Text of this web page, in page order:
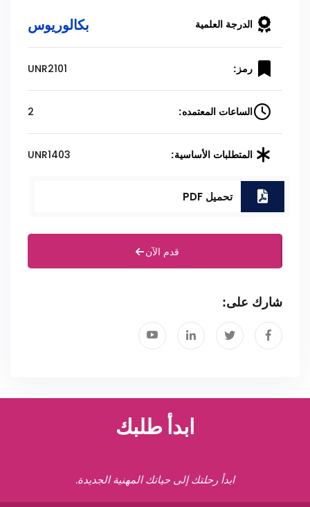
الدرجة العلمية بكالوريوس
رمز: UNR2101
الساعات المعتمده: 2
المتطلبات الأساسية: UNR1403
تحميل PDF
قدم الآن
شارك على:
ابدأ طلبك
ابدأ رحلتك إلى حياتك المهنية الجديدة.